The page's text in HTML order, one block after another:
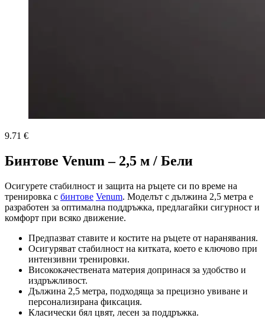
9.71 €
Бинтове Venum – 2,5 м / Бели
Осигурете стабилност и защита на ръцете си по време на
тренировка с бинтове Venum. Моделът с дължина 2,5 метра е
разработен за оптимална поддръжка, предлагайки сигурност и
комфорт при всяко движение.
Предпазват ставите и костите на ръцете от наранявания.
Осигуряват стабилност на китката, което е ключово при
интензивни тренировки.
Висококачествената материя допринася за удобство и
издръжливост.
Дължина 2,5 метра, подходяща за прецизно увиване и
персонализирана фиксация.
Класически бял цвят, лесен за поддръжка.